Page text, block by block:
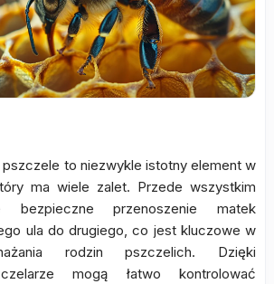
pszczele to niezwykle istotny element w
ma wiele zalet. Przede wszystkim
bezpieczne przenoszenie matek
ula do drugiego, co jest kluczowe w
rodzin pszczelich. Dzięki
mogą łatwo kontrolować